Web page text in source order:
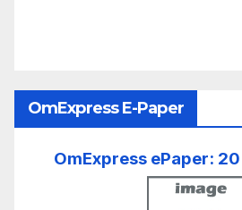
OmExpress E-Paper
OmExpress ePaper: